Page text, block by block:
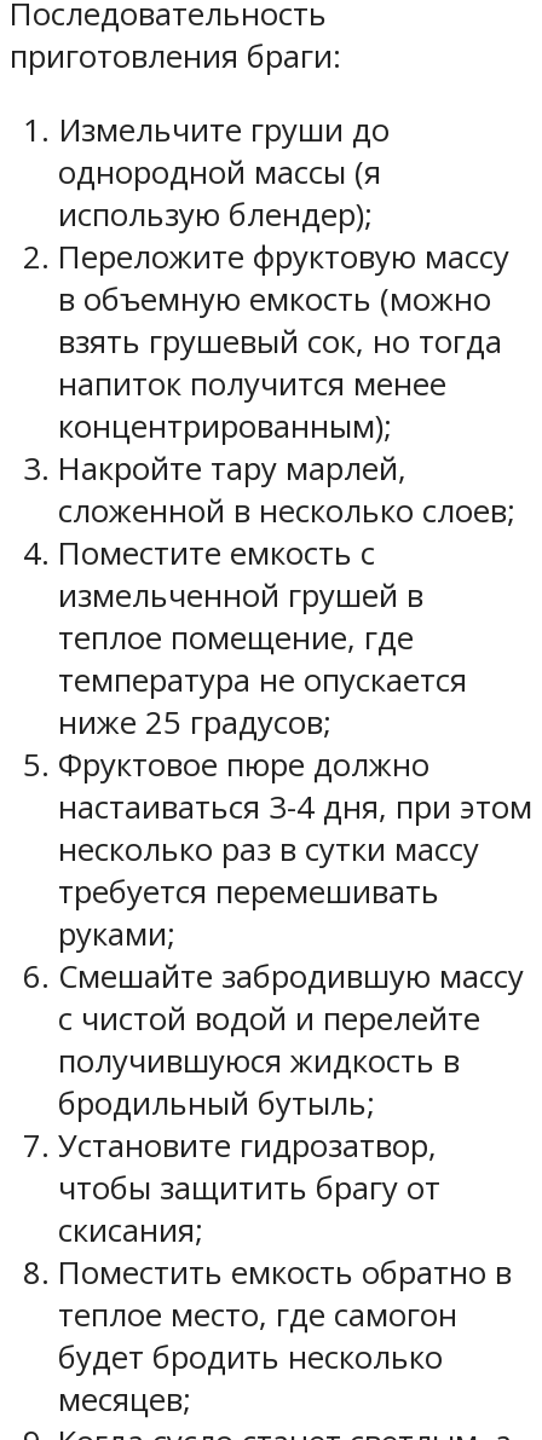
Последовательность
приготовления браги:
Измельчите груши до
однородной массы (я
использую блендер);
Переложите фруктовую массу
в объемную емкость (можно
взять грушевый сок, но тогда
напиток получится менее
концентрированным);
Накройте тару марлей,
сложенной в несколько слоев;
Поместите емкость с
измельченной грушей в
теплое помещение, где
температура не опускается
ниже 25 градусов;
Фруктовое пюре должно
настаиваться 3-4 дня, при этом
несколько раз в сутки массу
требуется перемешивать
руками;
Смешайте забродившую массу
с чистой водой и перелейте
получившуюся жидкость в
бродильный бутыль;
Установите гидрозатвор,
чтобы защитить брагу от
скисания;
Поместить емкость обратно в
теплое место, где самогон
будет бродить несколько
месяцев;